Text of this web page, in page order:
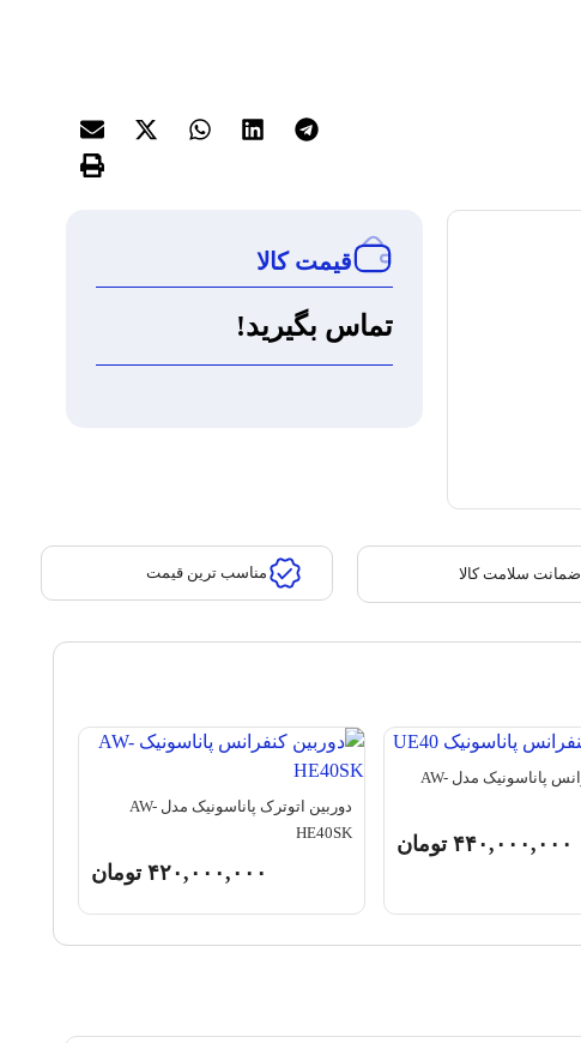
قیمت کالا
تماس بگیرید!
ضمانت سلامت کالا مناسب ترین قیمت
دوربین کنفرانس پاناسونیک مدل AW-
۴۴۰,۰۰۰,۰۰۰ تومان
دوربین اتوترک پاناسونیک مدل AW-
HE40SK
۴۲۰,۰۰۰,۰۰۰ تومان